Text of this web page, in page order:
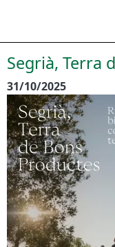
Segrià, Terra
31/10/2025